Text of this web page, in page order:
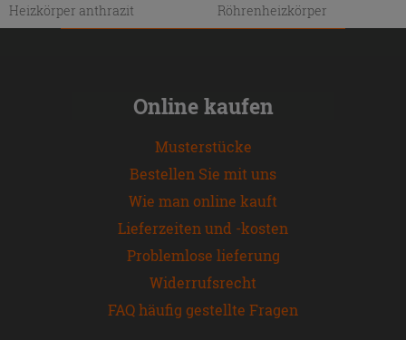
Heizkörper anthrazit
Röhrenheizkörper
Online kaufen
Musterstücke
Bestellen Sie mit uns
Wie man online kauft
Lieferzeiten und -kosten
Problemlose lieferung
Widerrufsrecht
FAQ häufig gestellte Fragen